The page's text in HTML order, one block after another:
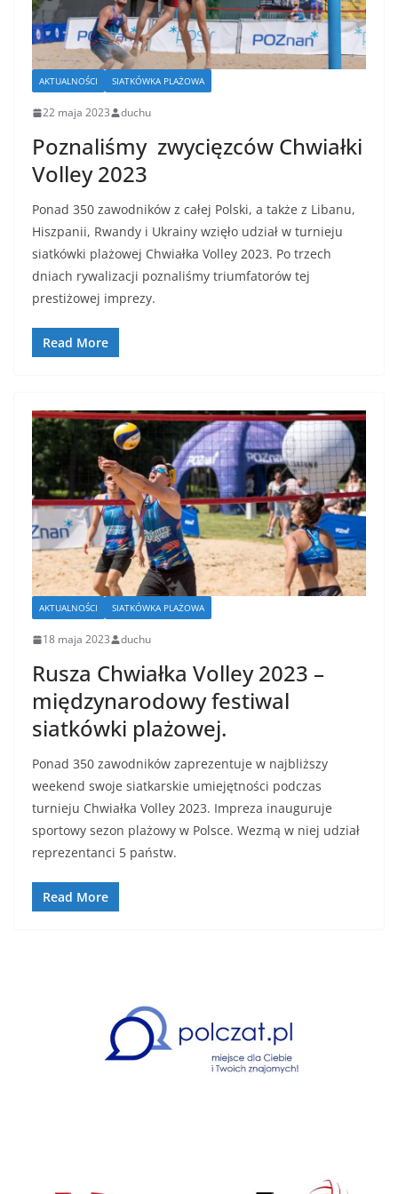
AKTUALNOŚCI SIATKÓWKA PLAŻOWA
22 maja 2023 duchu
Poznaliśmy zwycięzców Chwiałki
Volley 2023
Ponad 350 zawodników z całej Polski, a także z Libanu,
Hiszpanii, Rwandy i Ukrainy wzięło udział w turnieju
siatkówki plażowej Chwiałka Volley 2023. Po trzech
dniach rywalizacji poznaliśmy triumfatorów tej
prestiżowej imprezy.
Read More
AKTUALNOŚCI SIATKÓWKA PLAŻOWA
18 maja 2023 duchu
Rusza Chwiałka Volley 2023 –
międzynarodowy festiwal
siatkówki plażowej.
Ponad 350 zawodników zaprezentuje w najbliższy
weekend swoje siatkarskie umiejętności podczas
turnieju Chwiałka Volley 2023. Impreza inauguruje
sportowy sezon plażowy w Polsce. Wezmą w niej udział
reprezentanci 5 państw.
Read More